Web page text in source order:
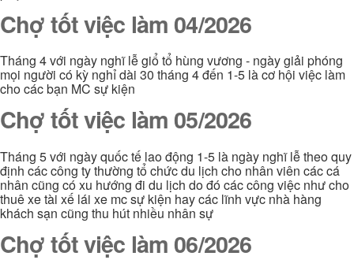
Chợ tốt việc làm 04/2026
Tháng 4 với ngày nghĩ lễ giổ tổ hùng vương - ngày giải phóng
mọi người có kỳ nghỉ dài 30 tháng 4 đến 1-5 là cơ hội việc làm
cho các bạn MC sự kiện
Chợ tốt việc làm 05/2026
Tháng 5 với ngày quốc tế lao động 1-5 là ngày nghĩ lễ theo quy
định các công ty thường tổ chức du lịch cho nhân viên các cá
nhân cũng có xu hướng đi du lịch do đó các công việc như cho
thuê xe tài xế lái xe mc sự kiện hay các lĩnh vực nhà hàng
khách sạn cũng thu hút nhiều nhân sự
Chợ tốt việc làm 06/2026